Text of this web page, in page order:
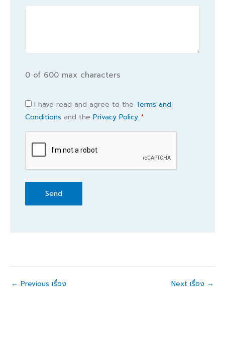
0 of 600 max characters
Consent
*
I have read and agree to the Terms and
Conditions and the Privacy Policy. *
← Previous เรื่อง Next เรื่อง →